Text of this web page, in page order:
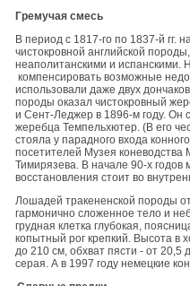
Гремучая смесь
В период с 1817-го по 1837-й гг.
чистокровной английской
неаполитанскими и испанскими.
компенсировать возможные
использовали даже двух
породы оказал чистокровный
и Сент-Леджер в 1896-м году. Он
жеребца Темпельхютер. (В его
стояла у парадного входа
посетителей Музея коневодства
Тимирязева. В начале 90-х годов
восстановления стоит во
Лошадей тракененской породы
гармонично сложенное тело и
грудная клетка глубокая,
копытный рог крепкий. Высота в
до 210 см, обхват пясти - от
серая. А в 1997 году немецкие